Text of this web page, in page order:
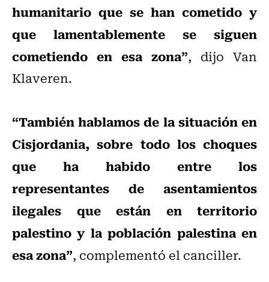
humanitario que se han cometido y
que lamentablemente se siguen
cometiendo en esa zona”, dijo Van
Klaveren.
“También hablamos de la situación en
Cisjordania, sobre todo los choques
que ha habido entre los
representantes de asentamientos
ilegales que están en territorio
palestino y la población palestina en
esa zona”, complementó el canciller.